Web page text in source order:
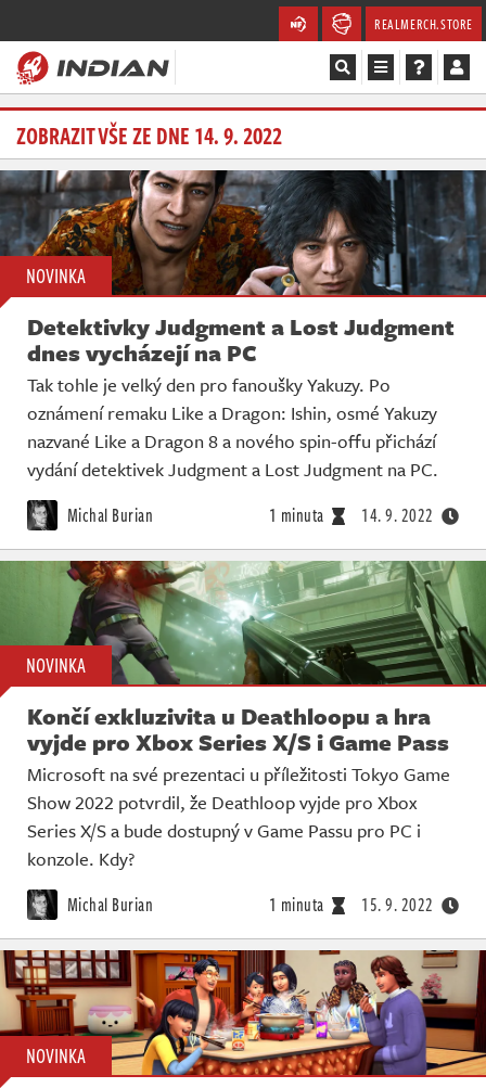
REALMERCH.STORE
Magazín
Recenze
Videa
Soutěže
Databáze
Komunita
Redakce
Živě
ZOBRAZIT VŠE ZE DNE 14. 9. 2022
NOVINKA
Detektivky Judgment a Lost Judgment
dnes vycházejí na PC
Tak tohle je velký den pro fanoušky Yakuzy. Po
oznámení remaku Like a Dragon: Ishin, osmé Yakuzy
nazvané Like a Dragon 8 a nového spin-offu přichází
vydání detektivek Judgment a Lost Judgment na PC.
Michal Burian 1 minuta 14. 9. 2022
NOVINKA
Končí exkluzivita u Deathloopu a hra
vyjde pro Xbox Series X/S i Game Pass
Microsoft na své prezentaci u příležitosti Tokyo Game
Show 2022 potvrdil, že Deathloop vyjde pro Xbox
Series X/S a bude dostupný v Game Passu pro PC i
konzole. Kdy?
Michal Burian 1 minuta 15. 9. 2022
NOVINKA